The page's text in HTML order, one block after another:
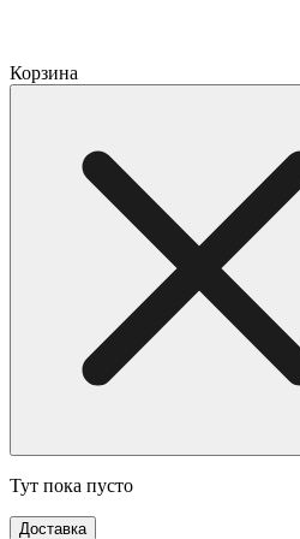
Корзина
Тут пока пусто
Доставка